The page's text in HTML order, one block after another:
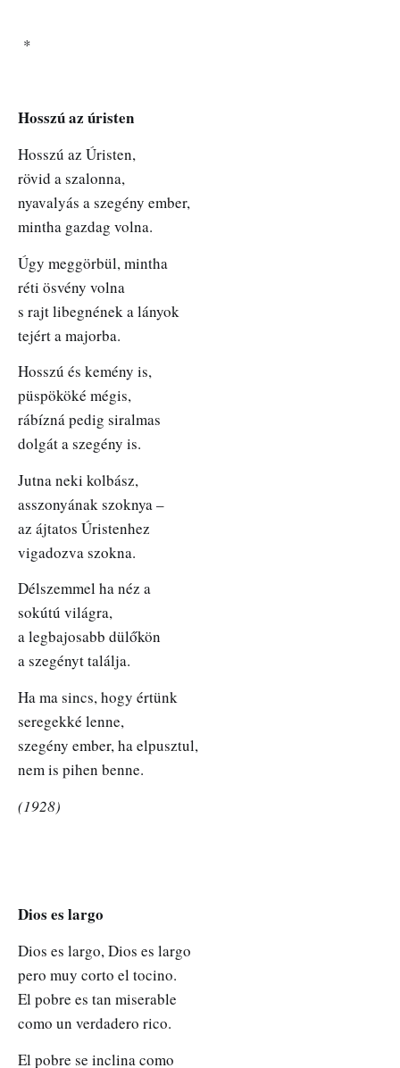
*
Hosszú az úristen
Hosszú az Úristen,
rövid a szalonna,
nyavalyás a szegény ember,
mintha gazdag volna.
Úgy meggörbül, mintha
réti ösvény volna
s rajt libegnének a lányok
tejért a majorba.
Hosszú és kemény is,
püspököké mégis,
rábízná pedig siralmas
dolgát a szegény is.
Jutna neki kolbász,
asszonyának szoknya –
az ájtatos Úristenhez
vigadozva szokna.
Délszemmel ha néz a
sokútú világra,
a legbajosabb dülőkön
a szegényt találja.
Ha ma sincs, hogy értünk
seregekké lenne,
szegény ember, ha elpusztul,
nem is pihen benne.
(1928)
Dios es largo
Dios es largo, Dios es largo
pero muy corto el tocino.
El pobre es tan miserable
como un verdadero rico.
El pobre se inclina como